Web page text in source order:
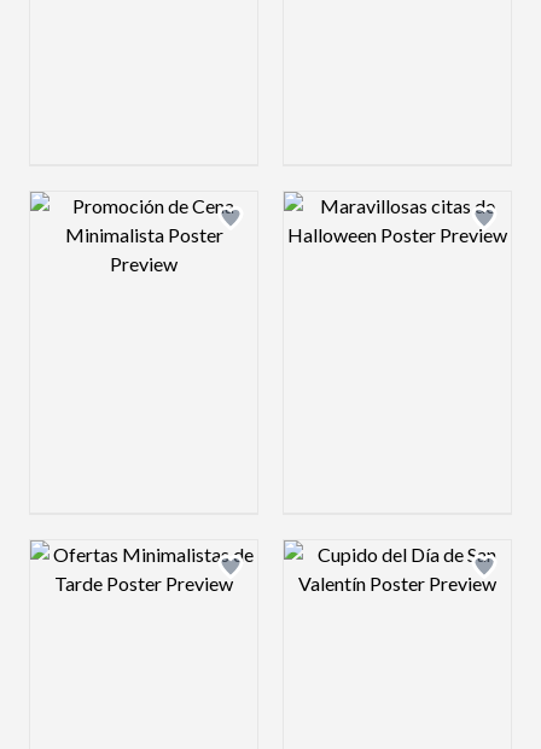
Design preview image Design preview
Design preview image Design preview